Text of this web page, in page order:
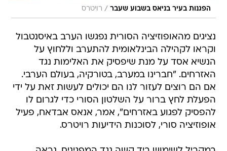
הפגנות בעיר בניאס בשבוע שעבר / רויטרס
נציגים מהאופוזיציה הסורית נפגשו הערב באיסנטבול
וקראו לקהילה הבינלאומית להתערב וללחוץ על
הנשיא אסד על מנת שיפסיק את האלימות נגד
האזרחים. "חברינו במערב, בטורקיה, בעולם הערבי.
אם הם רוצים לעזור לנו הם יכולים לעשות זאת על ידי
הפעלת לחץ ברור על השלטון הסורי כדי לגרום לו
להפסיק לפגוע באזרחים", אמר, אנאס אבדאח, פעיל
אופוזיציה סורי, לסוכנות הידיעות רויטרס.